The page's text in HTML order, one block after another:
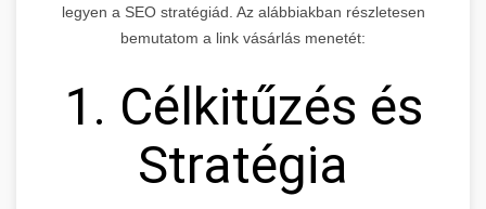
legyen a SEO stratégiád. Az alábbiakban részletesen
bemutatom a link vásárlás menetét:
1. Célkitűzés és
Stratégia